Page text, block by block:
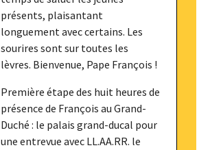
présents, plaisantant
longuement avec certains. Les
sourires sont sur toutes les
lèvres. Bienvenue, Pape François !
Première étape des huit heures de
présence de François au Grand-
Duché : le palais grand-ducal pour
une entrevue avec LL.AA.RR. le